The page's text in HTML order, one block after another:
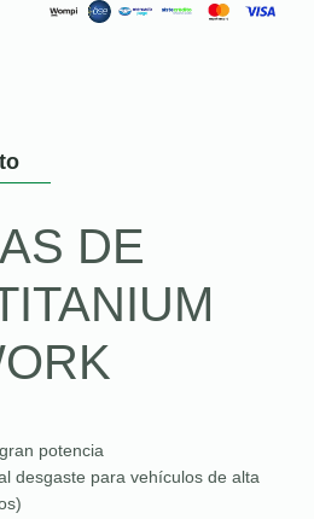
DE
potencia
desgaste para vehículos de alta